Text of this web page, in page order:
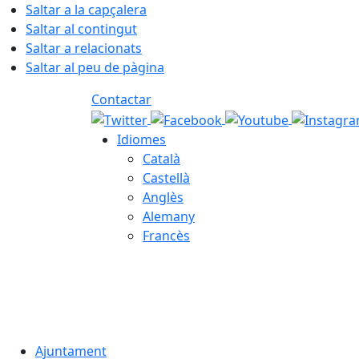
Saltar a la capçalera
Saltar al contingut
Saltar a relacionats
Saltar al peu de pàgina
Contactar
Idiomes
Català
Castellà
Anglès
Alemany
Francès
Ajuntament